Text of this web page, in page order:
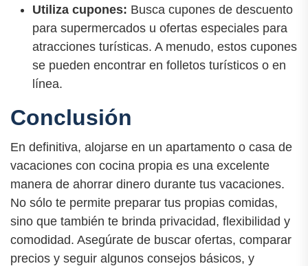
Utiliza cupones: Busca cupones de descuento
para supermercados u ofertas especiales para
atracciones turísticas. A menudo, estos cupones
se pueden encontrar en folletos turísticos o en
línea.
Conclusión
En definitiva, alojarse en un apartamento o casa de
vacaciones con cocina propia es una excelente
manera de ahorrar dinero durante tus vacaciones.
No sólo te permite preparar tus propias comidas,
sino que también te brinda privacidad, flexibilidad y
comodidad. Asegúrate de buscar ofertas, comparar
precios y seguir algunos consejos básicos, y